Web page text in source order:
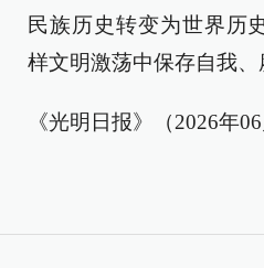
民族历史转变为世界历
样文明激荡中保存自我、
《光明日报》（2026年